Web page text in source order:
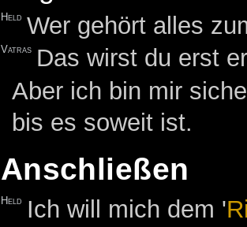
Held Wer gehört alles
Vatras Das wirst du erst
Aber ich bin mir
bis es soweit ist.
Anschließen
Held Ich will mich dem '